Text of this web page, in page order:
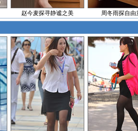
赵今麦探寻静谧之美 周冬雨探自由